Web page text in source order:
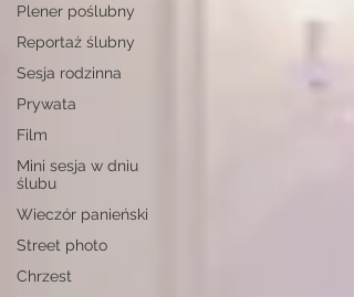
Plener poślubny
Reportaż ślubny
Sesja rodzinna
Prywata
Film
Mini sesja w dniu
ślubu
Wieczór panieński
Street photo
Chrzest